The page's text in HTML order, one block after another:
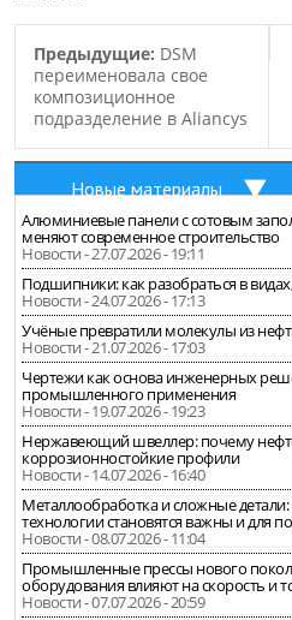
Предыдущие: DSM
переименовала свое
композиционное
подразделение в Aliancys
Новые материалы
Алюминиевые панели с сотовым
меняют современное строительство
Новости - 27.07.2026 - 19:11
Подшипники: как разобраться в
Новости - 24.07.2026 - 17:13
Учёные превратили молекулы из
Новости - 21.07.2026 - 17:03
Чертежи как основа инженерных
промышленного применения
Новости - 19.07.2026 - 19:23
Нержавеющий швеллер: почему
коррозионностойкие профили
Новости - 14.07.2026 - 16:40
Металлообработка и сложные
технологии становятся важны и для
Новости - 08.07.2026 - 11:04
Промышленные прессы нового
оборудования влияют на скорость и
Новости - 07.07.2026 - 20:59